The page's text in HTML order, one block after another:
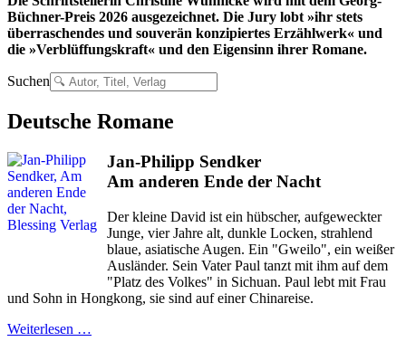
Büchner-Preis 2026 ausgezeichnet. Die Jury lobt »ihr stets
überraschendes und souverän konzipiertes Erzählwerk« und
die »Verblüffungskraft« und den Eigensinn ihrer Romane.
Suchen
Deutsche Romane
Jan-Philipp Sendker
Am anderen Ende der Nacht
Der kleine David ist ein hübscher, aufgeweckter
Junge, vier Jahre alt, dunkle Locken, strahlend
blaue, asiatische Augen. Ein "Gweilo", ein weißer
Ausländer. Sein Vater Paul tanzt mit ihm auf dem
"Platz des Volkes" in Sichuan. Paul lebt mit Frau
und Sohn in Hongkong, sie sind auf einer Chinareise.
Weiterlesen …